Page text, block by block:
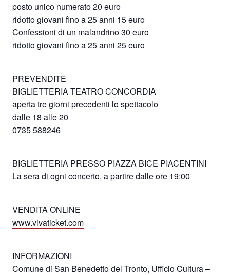
posto unico numerato 20 euro
ridotto giovani fino a 25 anni 15 euro
Confessioni di un malandrino 30 euro
ridotto giovani fino a 25 anni 25 euro
PREVENDITE
BIGLIETTERIA TEATRO CONCORDIA
aperta tre giorni precedenti lo spettacolo
dalle 18 alle 20
0735 588246
BIGLIETTERIA PRESSO PIAZZA BICE PIACENTINI
La sera di ogni concerto, a partire dalle ore 19:00
VENDITA ONLINE
www.vivaticket.com
INFORMAZIONI
Comune di San Benedetto del Tronto, Ufficio Cultura –